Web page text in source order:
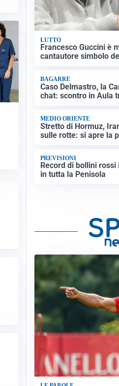
LUTTO
Francesco Guccini è
cantautore simbolo
BAGARRE
Caso Delmastro, la
chat: scontro in Aula
MEDIO ORIENTE
Stretto di Hormuz,
sulle rotte: si apre la
PREVISIONI
Record di bollini
in tutta la Penisola